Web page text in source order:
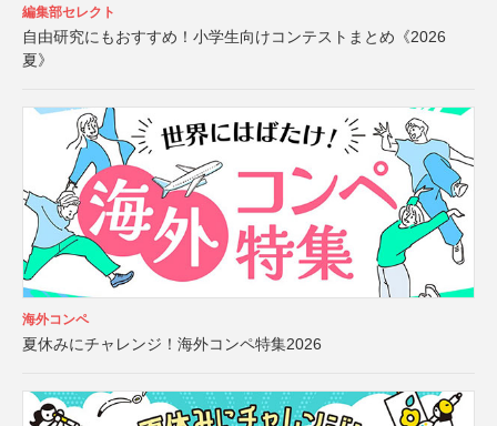
編集部セレクト
自由研究にもおすすめ！小学生向けコンテストまとめ《2026
夏》
海外コンペ
夏休みにチャレンジ！海外コンペ特集2026